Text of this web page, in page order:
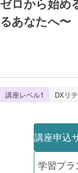
るあなたへ〜
講座レベル1 DXリ
講座申込
学習プラ